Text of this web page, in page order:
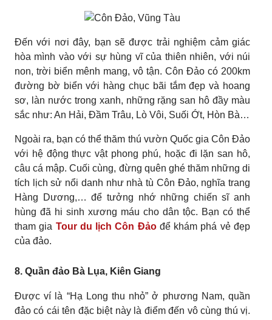
Đến với nơi đây, bạn sẽ được trải nghiệm cảm giác
hòa mình vào với sự hùng vĩ của thiên nhiên, với núi
non, trời biển mênh mang, vô tận. Côn Đảo có 200km
đường bờ biển với hàng chục bãi tắm đẹp và hoang
sơ, làn nước trong xanh, những rặng san hô đầy màu
sắc như: An Hải, Đầm Trâu, Lò Vôi, Suối Ớt, Hòn Bà…
Ngoài ra, bạn có thể thăm thú vườn Quốc gia Côn Đảo
với hệ động thực vật phong phú, hoặc đi lặn san hô,
câu cá mập. Cuối cùng, đừng quên ghé thăm những di
tích lịch sử nổi danh như nhà tù Côn Đảo, nghĩa trang
Hàng Dương,… để tưởng nhớ những chiến sĩ anh
hùng đã hi sinh xương máu cho dân tộc. Bạn có thể
tham gia Tour du lịch Côn Đảođể khám phá vẻ đẹp
của đảo.
8. Quần đảo Bà Lụa, Kiên Giang
Được ví là “Hạ Long thu nhỏ” ở phương Nam, quần
đảo có cái tên đặc biệt này là điểm đến vô cùng thú vị.